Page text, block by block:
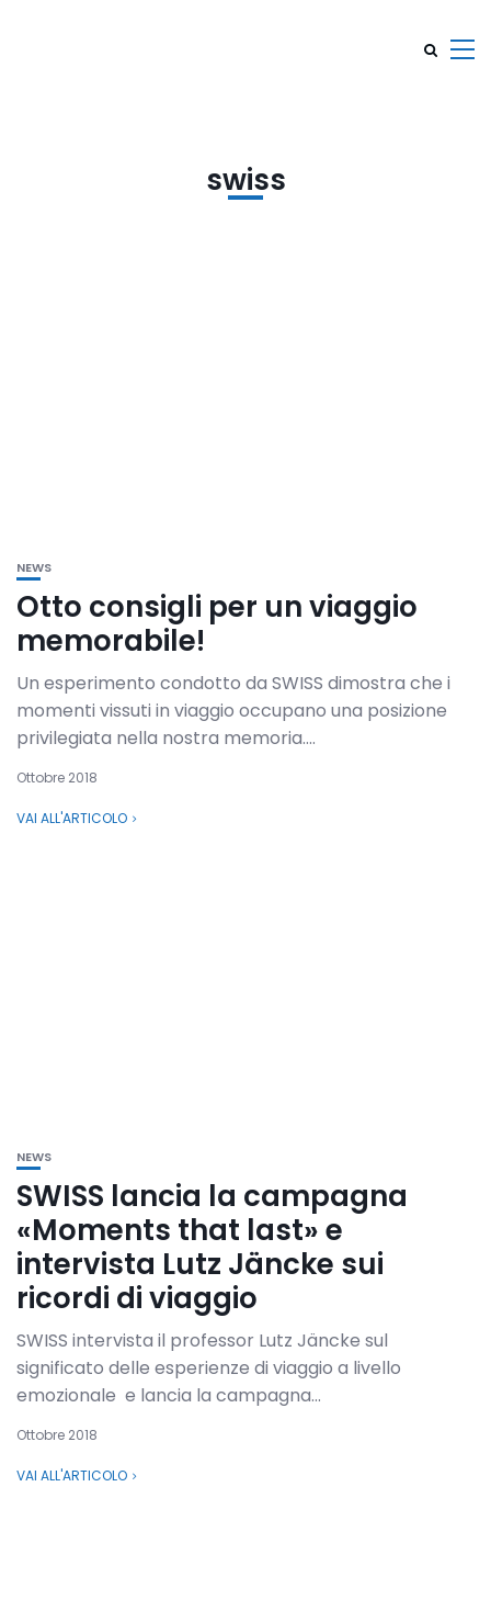
swiss
NEWS
Otto consigli per un viaggio
memorabile!
Un esperimento condotto da SWISS dimostra che i
momenti vissuti in viaggio occupano una posizione
privilegiata nella nostra memoria....
Ottobre 2018
VAI ALL'ARTICOLO
NEWS
SWISS lancia la campagna
«Moments that last» e
intervista Lutz Jäncke sui
ricordi di viaggio
SWISS intervista il professor Lutz Jäncke sul
significato delle esperienze di viaggio a livello
emozionale e lancia la campagna...
Ottobre 2018
VAI ALL'ARTICOLO